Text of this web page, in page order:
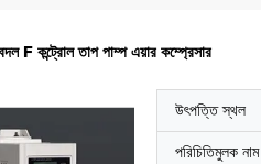
F কন্ট্রোল তাপ পাম্প এয়ার কম্প্রেসার
উৎপত্তি স্থল
পরিচিতিমুলক নাম